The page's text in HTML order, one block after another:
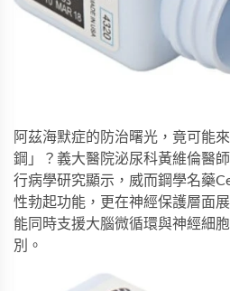
阿茲海默症的防治曙光，竟可能
鋼」？義大醫院泌尿科黃維倫醫
行病學研究顯示， 威而鋼學名藥
性勃起功能，更在神經保護層面
能同時支援大腦微循環與神經細
別。